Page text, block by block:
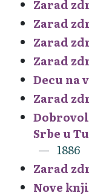
Zarad
Zarad
Zarad
Zarad
Decu na
Zarad
Srbe u
1886
Zarad
Nove